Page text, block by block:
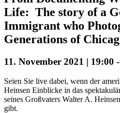
Life: The story of a
Immigrant who
Generations of
11. November 2021 | 19:00 -
Seien Sie live dabei, wenn der
Heinsen Einblicke in das
seines Großvaters Walter A.
gibt.